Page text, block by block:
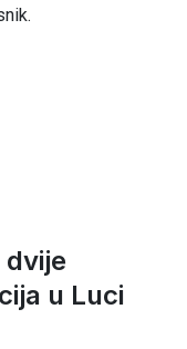
dvije
u Luci